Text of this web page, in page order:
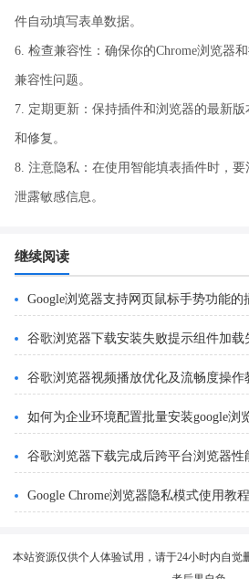
件自动填写表单数据。
6. 检查兼容性：确保你的Chrome浏览器
兼容性问题。
7. 定期更新：保持插件和浏览器的最新
和修复。
8. 注意隐私：在使用智能填表插件时，
泄露敏感信息。
继续阅读
Google浏览器支持网页鼠标手势功能的
谷歌浏览器下载安装失败提示组件加载
谷歌浏览器视频播放优化及流畅度操作
如何为企业环境配置批量安装google浏
谷歌浏览器下载完成后跨平台浏览器性
Google Chrome浏览器隐私模式使用教程
本站资源仅供个人体验试用，请于24小时内自觉